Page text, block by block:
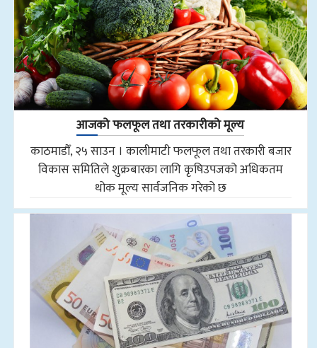
आजको फलफूल तथा तरकारीको मूल्य
काठमाडौँ, २५ साउन । कालीमाटी फलफूल तथा तरकारी बजार
विकास समितिले शुक्रबारका लागि कृषिउपजको अधिकतम
थोक मूल्य सार्वजनिक गरेको छ